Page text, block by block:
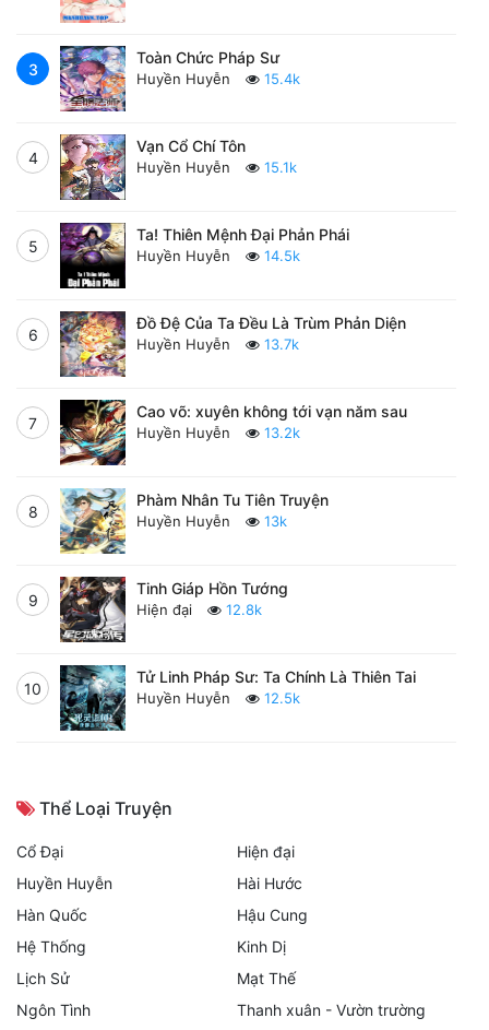
3
Toàn Chức Pháp Sư
Huyền Huyễn 15.4k
4
Vạn Cổ Chí Tôn
Huyền Huyễn 15.1k
5
Ta! Thiên Mệnh Đại Phản Phái
Huyền Huyễn 14.5k
6
Đồ Đệ Của Ta Đều Là Trùm Phản Diện
Huyền Huyễn 13.7k
7
Cao võ: xuyên không tới vạn năm sau
Huyền Huyễn 13.2k
8
Phàm Nhân Tu Tiên Truyện
Huyền Huyễn 13k
9
Tinh Giáp Hồn Tướng
Hiện đại 12.8k
10
Tử Linh Pháp Sư: Ta Chính Là Thiên Tai
Huyền Huyễn 12.5k
Thể Loại Truyện
Cổ Đại
Hiện đại
Huyền Huyễn
Hài Hước
Hàn Quốc
Hậu Cung
Hệ Thống
Kinh Dị
Lịch Sử
Mạt Thế
Ngôn Tình
Thanh xuân - Vườn trường